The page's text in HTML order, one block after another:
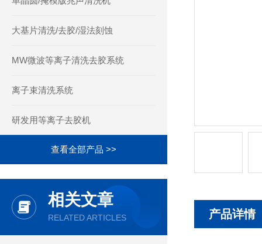
大基片清洗/去胶/湿法刻蚀
MW微波等离子清洗去胶系统
离子束清洗系统
研发用等离子去胶机
查看全部产品 >>
相关文章
RELATED ARTICLES 产品详情